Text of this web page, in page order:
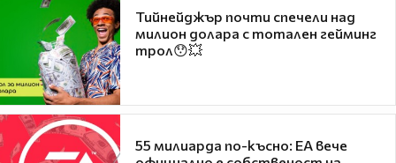
Тийнейджър почти спечели над
милион долара с тотален гейминг
трол😯💥
55 милиарда по-късно: EA вече